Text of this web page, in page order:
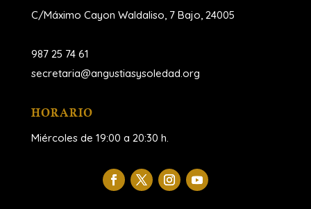
C/Máximo Cayon Waldaliso, 7 Bajo, 24005
987 25 74 61
secretaria@angustiasysoledad.org
HORARIO
Miércoles de 19:00 a 20:30 h.